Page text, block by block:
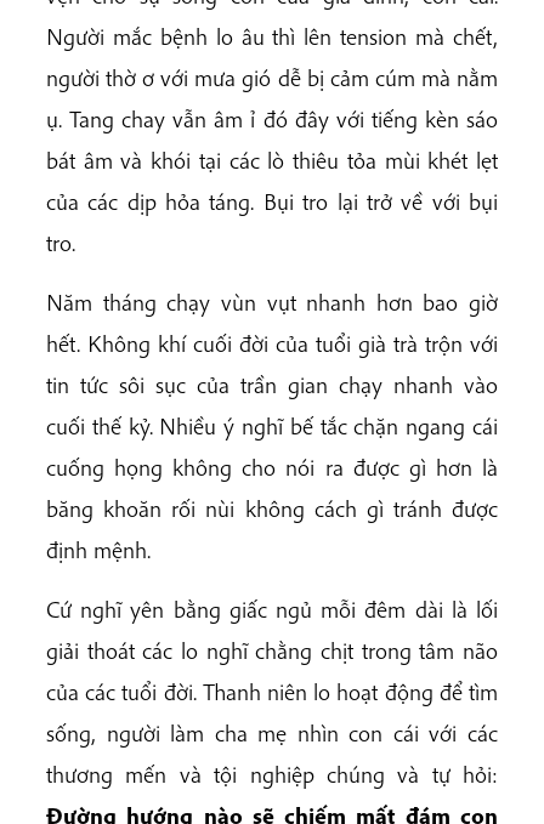
Người mắc bệnh lo âu thì lên tension mà chết,
người thờ ơ với mưa gió dễ bị cảm cúm mà nằm
ụ. Tang chay vẫn âm ỉ đó đây với tiếng kèn sáo
bát âm và khói tại các lò thiêu tỏa mùi khét lẹt
của các dịp hỏa táng. Bụi tro lại trở về với bụi
tro.
Năm tháng chạy vùn vụt nhanh hơn bao giờ
hết. Không khí cuối đời của tuổi già trà trộn với
tin tức sôi sục của trần gian chạy nhanh vào
cuối thế kỷ. Nhiều ý nghĩ bế tắc chặn ngang cái
cuống họng không cho nói ra được gì hơn là
băng khoăn rối nùi không cách gì tránh được
định mệnh.
Cứ nghĩ yên bằng giấc ngủ mỗi đêm dài là lối
giải thoát các lo nghĩ chằng chịt trong tâm não
của các tuổi đời. Thanh niên lo hoạt động để tìm
sống, người làm cha mẹ nhìn con cái với các
thương mến và tội nghiệp chúng và tự hỏi:
Đường hướng nào sẽ chiếm mất đám con